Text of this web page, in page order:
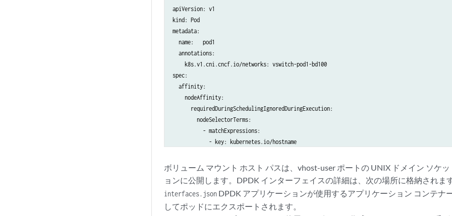
        "ipam": {
          "type": "static",
          "addresses":[
            {
              "address":"99.61.0.2/16",
              "gateway":"99.61.0.1"
            {
              "address":"1234::99.61.0.2/120",
              "gateway":"1234::99.61.0.1"
            }
        "kubeConfig":"/etc/kubernetes/kubelet.conf"
    ]
  }'
apiVersion: v1
kind: Pod
metadata:
  name:   pod1
  annotations:
    k8s.v1.cni.cncf.io/networks: vswitch-pod1-bd100
spec:
  affinity:
    nodeAffinity:
      requiredDuringSchedulingIgnoredDuringExecution:
        nodeSelectorTerms:
          - matchExpressions:
            - key: kubernetes.io/hostname
              values:
                - kind-worker
  containers:
    - name: pod1
      image: ubuntu:latest
ボリューム マウント ホスト パスは、vhost-user ポートの UNIX ドメイン ソケ
ョンに公開します。DPDK インターフェイスの詳細は、次の場所に格納されま
interfaces.json DPDK アプリケーションが使用するアプリケーション コンテナ
してポッドにエクスポートされます。